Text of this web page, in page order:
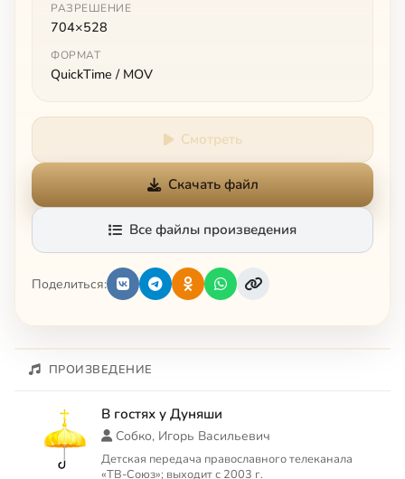
РАЗРЕШЕНИЕ
704×528
ФОРМАТ
QuickTime / MOV
Смотреть
Скачать файл
Все файлы произведения
Поделиться:
ПРОИЗВЕДЕНИЕ
В гостях у Дуняши
Собко, Игорь Васильевич
Детская передача православного телеканала
«ТВ-Союз»; выходит с 2003 г.